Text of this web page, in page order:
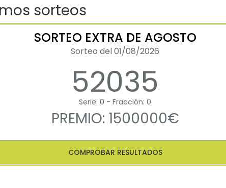
sorteos
SORTEO EXTRA DE AGOSTO
Sorteo del 01/08/2026
52035
Serie: 0 - Fracción: 0
PREMIO: 1500000€
COMPROBAR RESULTADOS